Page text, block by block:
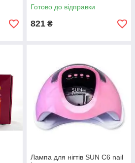
Готово до відправки
821 ₴
Лампа для нігтів SUN C6 nail